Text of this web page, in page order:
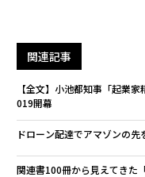
関連記事
【全文】小池都知事「起業
019開幕
ドローン配達でアマゾンの先
関連書100冊から見えてきた